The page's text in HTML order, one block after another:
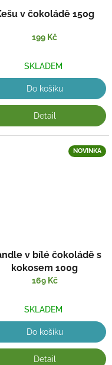
v čokoládě 150g
199 Kč
SKLADEM
Do košíku
Detail
NOVINKA
v bílé čokoládě s
kokosem 100g
169 Kč
SKLADEM
Do košíku
Detail